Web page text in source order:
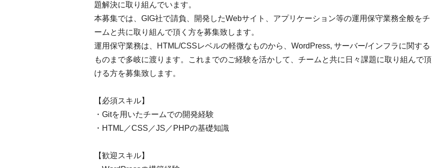
題解決に取り組んでいます。
本募集では、GIG社で請負、開発したWebサイト、アプリケーション等の運用保守業務全般をチ
ームと共に取り組んで頂く方を募集致します。
運用保守業務は、HTML/CSSレベルの軽微なものから、WordPress, サーバー/インフラに関する
ものまで多岐に渡ります。これまでのご経験を活かして、チームと共に日々課題に取り組んで頂
ける方を募集致します。
【必須スキル】
・Gitを用いたチームでの開発経験
・HTML／CSS／JS／PHPの基礎知識
【歓迎スキル】